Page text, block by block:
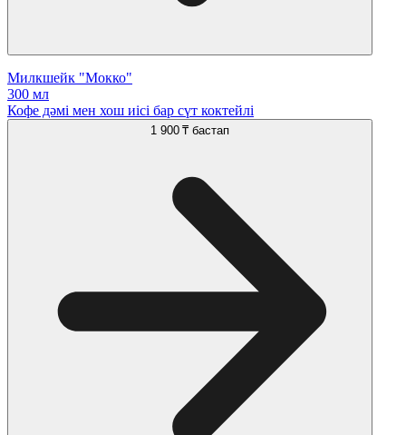
Милкшейк "Мокко"
300 мл
Кофе дәмі мен хош иісі бар сүт коктейлі
1 900 ₸ бастап